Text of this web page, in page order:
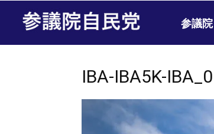
参議
IBA-IBA5K-